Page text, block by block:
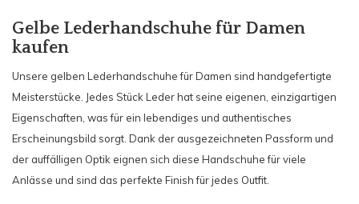
Gelbe Lederhandschuhe für Damen
kaufen
Unsere gelben Lederhandschuhe für Damen sind handgefertigte
Meisterstücke. Jedes Stück Leder hat seine eigenen, einzigartigen
Eigenschaften, was für ein lebendiges und authentisches
Erscheinungsbild sorgt. Dank der ausgezeichneten Passform und
der auffälligen Optik eignen sich diese Handschuhe für viele
Anlässe und sind das perfekte Finish für jedes Outfit.